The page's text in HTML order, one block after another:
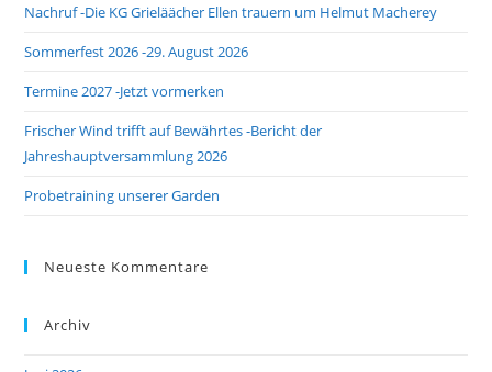
Nachruf -Die KG Grieläächer Ellen trauern um Helmut Macherey
Sommerfest 2026 -29. August 2026
Termine 2027 -Jetzt vormerken
Frischer Wind trifft auf Bewährtes -Bericht der
Jahreshauptversammlung 2026
Probetraining unserer Garden
Neueste Kommentare
Archiv